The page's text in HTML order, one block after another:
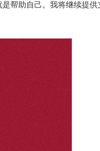
帮助自己。我将继续提供